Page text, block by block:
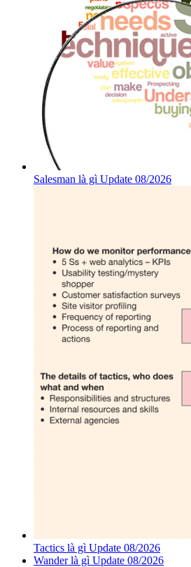
Salesman là gì Update 08/2026
Tactics là gì Update 08/2026
Wander là gì Update 08/2026